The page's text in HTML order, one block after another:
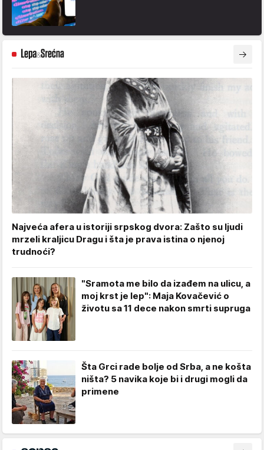
Najveća afera u istoriji srpskog dvora: Zašto su ljudi
mrzeli kraljicu Dragu i šta je prava istina o njenoj
trudnoći?
"Sramota me bilo da izađem na ulicu, a
moj krst je lep": Maja Kovačević o
životu sa 11 dece nakon smrti supruga
Šta Grci rade bolje od Srba, a ne košta
ništa? 5 navika koje bi i drugi mogli da
primene